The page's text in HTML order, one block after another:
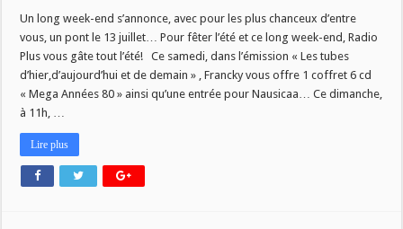
Un long week-end s’annonce, avec pour les plus chanceux d’entre
vous, un pont le 13 juillet… Pour fêter l’été et ce long week-end, Radio
Plus vous gâte tout l’été! Ce samedi, dans l’émission « Les tubes
d’hier,d’aujourd’hui et de demain » , Francky vous offre 1 coffret 6 cd
« Mega Années 80 » ainsi qu’une entrée pour Nausicaa… Ce dimanche,
à 11h, …
Lire plus